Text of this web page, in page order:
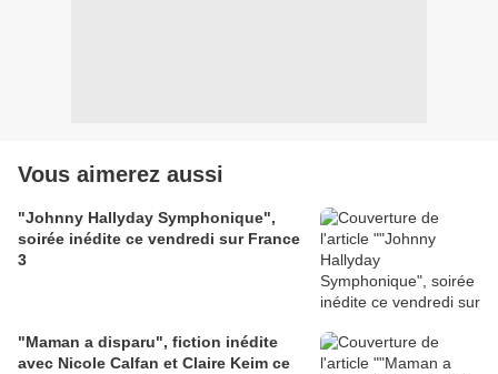
Vous aimerez aussi
"Johnny Hallyday Symphonique",
soirée inédite ce vendredi sur France
3
"Maman a disparu", fiction inédite
avec Nicole Calfan et Claire Keim ce